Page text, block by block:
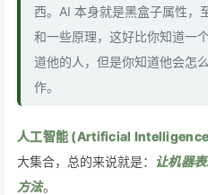
西。AI 本身就是黑盒子属性，
和一些原理，这好比你知道一
道他的人，但是你知道他会怎
作。
人工智能 (Artificial
大集合，总的来说就是：
让机器
方法。